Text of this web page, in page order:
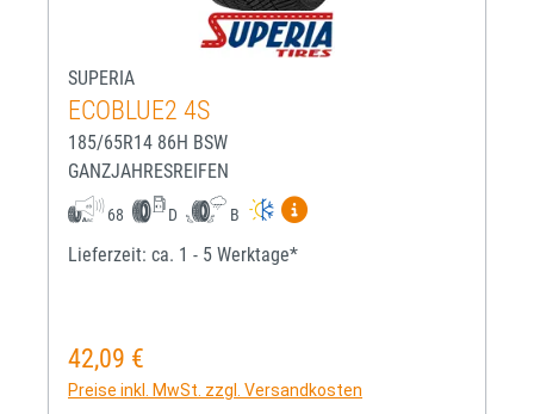
SUPERIA
ECOBLUE2 4S
185/65R14 86H BSW
GANZJAHRESREIFEN
68 D B
Mehr Informationen zum
Lieferzeit: ca. 1 - 5 Werktage*
Regulärer Preis:
42,09 €
Preise inkl. MwSt. zzgl. Versandkosten